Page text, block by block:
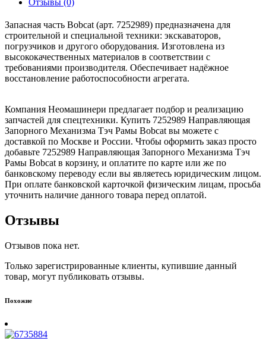
Запасная часть Bobcat (арт. 7252989) предназначена для
строительной и специальной техники: экскаваторов,
погрузчиков и другого оборудования. Изготовлена из
высококачественных материалов в соответствии с
требованиями производителя. Обеспечивает надёжное
восстановление работоспособности агрегата.
Компания Неомашинери предлагает подбор и реализацию
запчастей для спецтехники. Купить 7252989 Направляющая
Запорного Механизма Тэч Рамы Bobcat вы можете с
доставкой по Москве и России. Чтобы оформить заказ просто
добавьте 7252989 Направляющая Запорного Механизма Тэч
Рамы Bobcat в корзину, и оплатите по карте или же по
банковскому переводу если вы являетесь юридическим лицом.
При оплате банковской карточкой физическим лицам, просьба
уточнить наличие данного товара перед оплатой.
Отзывы
Отзывов пока нет.
Только зарегистрированные клиенты, купившие данный
товар, могут публиковать отзывы.
Похожие